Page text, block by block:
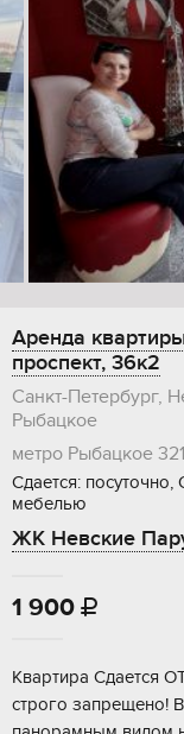
Аренда
проспект, 36к2
Санкт-Петербург,
Рыбацкое
метро Рыбацкое
Сдается:
мебелью
ЖК Невские
1 900 
Квартира Сдается
строго запрещено!